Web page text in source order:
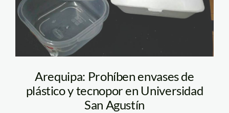
Arequipa: Prohíben envases de
plástico y tecnopor en Universidad
San Agustín